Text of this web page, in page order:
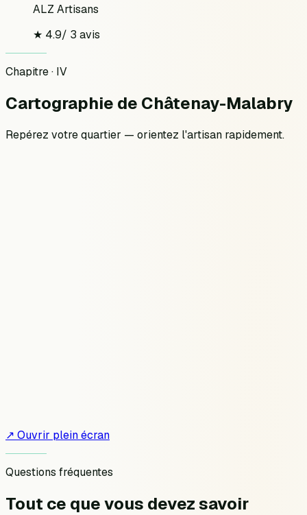
ALZ Artisans
★ 4.9/ 3 avis
Chapitre · IV
Cartographie de Châtenay-Malabry
Repérez votre quartier — orientez l'artisan rapidement.
↗ Ouvrir plein écran
Questions fréquentes
Tout ce que vous devezsavoir